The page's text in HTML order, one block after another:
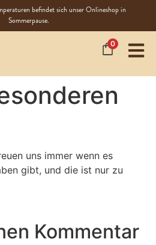
befindet sich unser Onlineshop in
Sommerpause.
0
uns immer wenn es
gibt, und die ist nur zu
Kommentar